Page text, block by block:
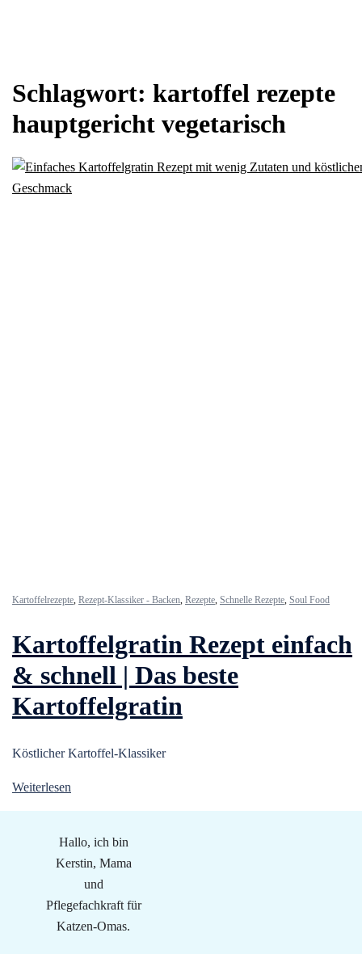
Schlagwort: kartoffel rezepte
hauptgericht vegetarisch
Kartoffelrezepte, Rezept-Klassiker - Backen, Rezepte, Schnelle Rezepte, Soul Food
Kartoffelgratin Rezept einfach
& schnell | Das beste
Kartoffelgratin
Köstlicher Kartoffel-Klassiker
Weiterlesen
Hallo, ich bin
Kerstin, Mama
und
Pflegefachkraft für
Katzen-Omas.